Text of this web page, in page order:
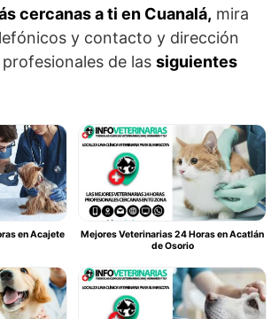
cercanas a ti en Cuanalá, mira
y contacto y dirección
de las siguientes
en Acajete
Mejores Veterinarias 24 Horas en Acatlán
de Osorio